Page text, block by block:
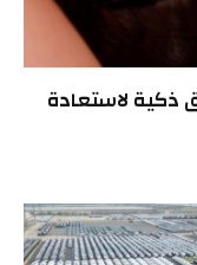
البطاقات البنكية؟.. 5 طرق ذكية لاستعادة